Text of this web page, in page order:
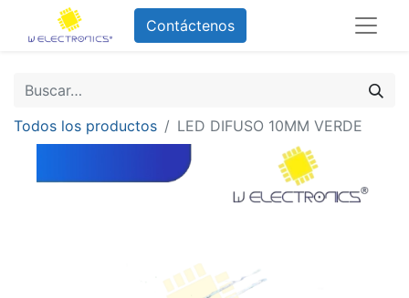
Contáctenos
Todos los productos LED DIFUSO 10MM VERDE